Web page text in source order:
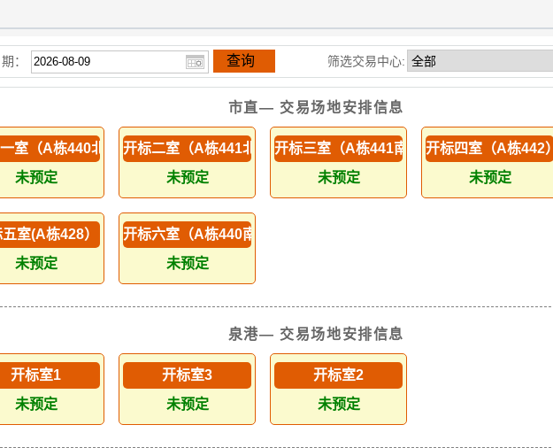
： 查询 筛选交易中心:
市直— 交易场地安排信息
室（A栋440北侧）
未预定
开标二室（A栋441北侧）
未预定
开标三室（A栋441南侧）
未预定
开标四室（A栋442）
未预定
室(A栋428）
未预定
开标六室（A栋440南侧）
未预定
泉港— 交易场地安排信息
开标室1
未预定
开标室3
未预定
开标室2
未预定